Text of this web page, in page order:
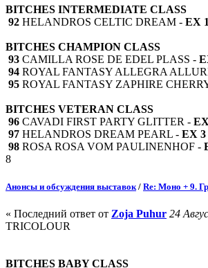
BITCHES INTERMEDIATE CLASS
92 HELANDROS CELTIC DREAM - EX
BITCHES CHAMPION CLASS
93 CAMILLA ROSE DE EDEL PLASS -
94 ROYAL FANTASY ALLEGRA
95 ROYAL FANTASY ZAPHIRE
BITCHES VETERAN CLASS
96 CAVADI FIRST PARTY GLITTER -
97 HELANDROS DREAM PEARL - EX 3
98 ROSA ROSA VOM PAULINENHOF -
8
Анонсы и обсуждения выставок / Re: Моно + 9.
« Последний ответ от Zoja Puhur 24
TRICOLOUR
BITCHES BABY CLASS